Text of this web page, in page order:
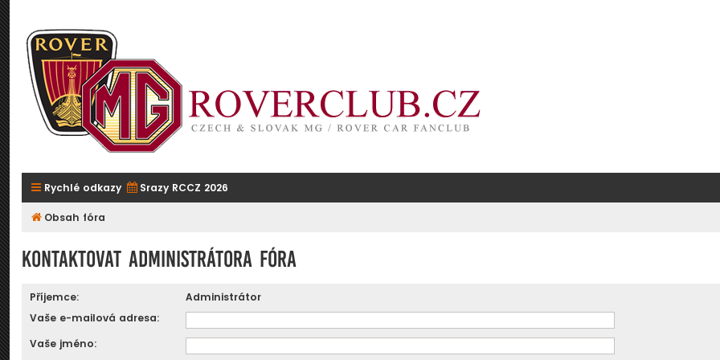
Rychlé odkazy Srazy RCCZ 2026
Obsah fóra
Kontaktovat administrátora fóra
Příjemce:
Administrátor
Vaše e-mailová adresa:
Vaše jméno: